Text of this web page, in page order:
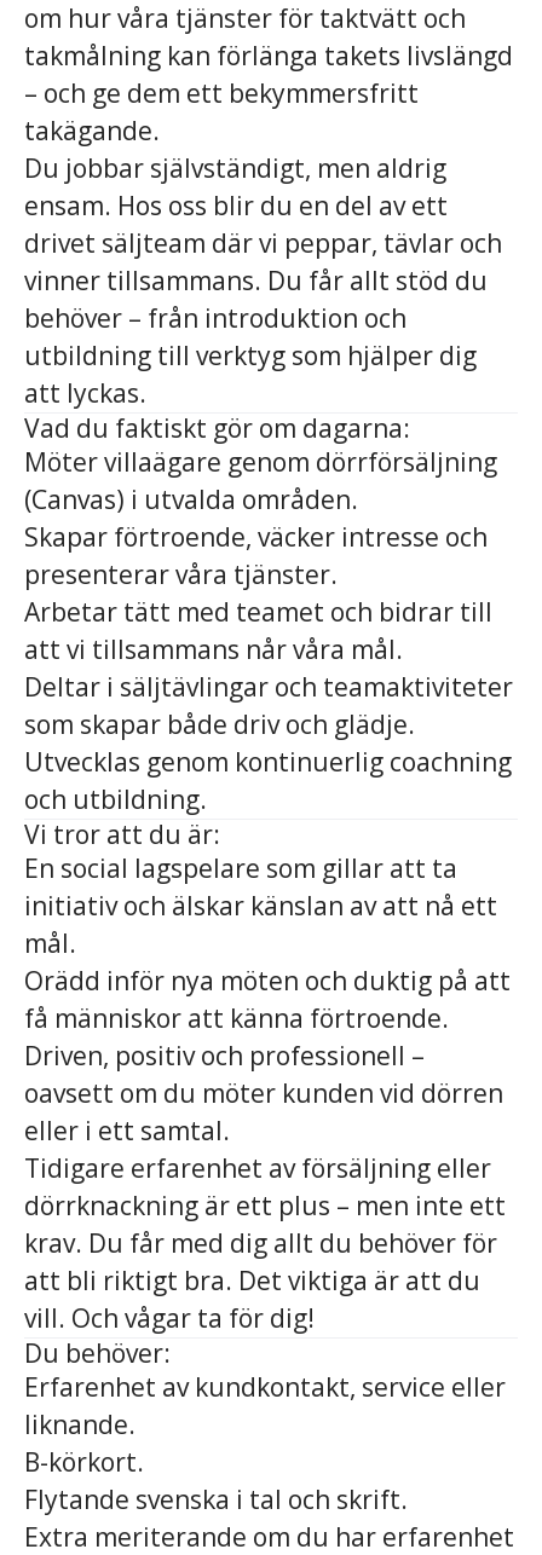
om hur våra tjänster för taktvätt och
takmålning kan förlänga takets livslängd
– och ge dem ett bekymmersfritt
takägande.
Du jobbar självständigt, men aldrig
ensam. Hos oss blir du en del av ett
drivet säljteam där vi peppar, tävlar och
vinner tillsammans. Du får allt stöd du
behöver – från introduktion och
utbildning till verktyg som hjälper dig
att lyckas.
Vad du faktiskt gör om dagarna:
Möter villaägare genom dörrförsäljning
(Canvas) i utvalda områden.
Skapar förtroende, väcker intresse och
presenterar våra tjänster.
Arbetar tätt med teamet och bidrar till
att vi tillsammans når våra mål.
Deltar i säljtävlingar och teamaktiviteter
som skapar både driv och glädje.
Utvecklas genom kontinuerlig coachning
och utbildning.
Vi tror att du är:
En social lagspelare som gillar att ta
initiativ och älskar känslan av att nå ett
mål.
Orädd inför nya möten och duktig på att
få människor att känna förtroende.
Driven, positiv och professionell –
oavsett om du möter kunden vid dörren
eller i ett samtal.
Tidigare erfarenhet av försäljning eller
dörrknackning är ett plus – men inte ett
krav. Du får med dig allt du behöver för
att bli riktigt bra. Det viktiga är att du
vill. Och vågar ta för dig!
Du behöver:
Erfarenhet av kundkontakt, service eller
liknande.
B-körkort.
Flytande svenska i tal och skrift.
Extra meriterande om du har erfarenhet